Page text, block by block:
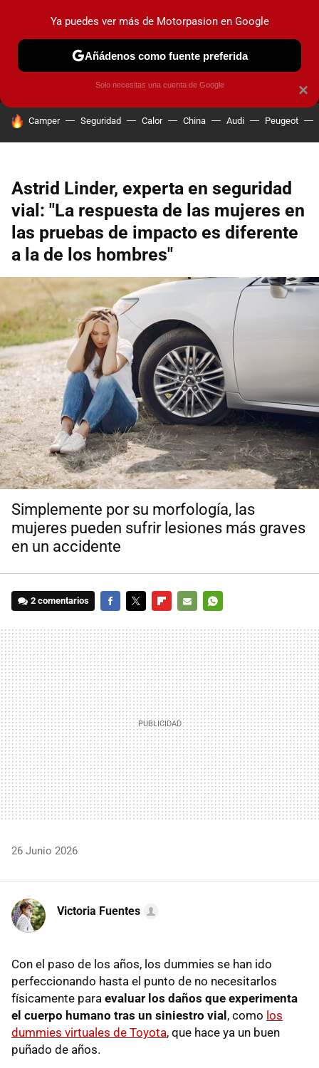
MENÚ NUEVO
COCHES ELÉCTRICOS OBSERVATORIO
HOY SE HABLA DE
Camper Seguridad Calor China Audi Peugeot
Astrid Linder, experta en seguridad
vial: "La respuesta de las mujeres en
las pruebas de impacto es diferente
a la de los hombres"
Simplemente por su morfología, las
mujeres pueden sufrir lesiones más graves
en un accidente
2 comentarios
MAIL
26 Junio 2026
Victoria Fuentes
Con el paso de los años, los dummies se han ido
perfeccionando hasta el punto de no necesitarlos
físicamente para evaluar los daños que experimenta
el cuerpo humano tras un siniestro vial , como los
dummies virtuales de Toyota, que hace ya un buen
puñado de años.
×
Ya puedes ver más de Motorpasion en Google
Añádenos como fuente preferida
Solo necesitas una cuenta de Google